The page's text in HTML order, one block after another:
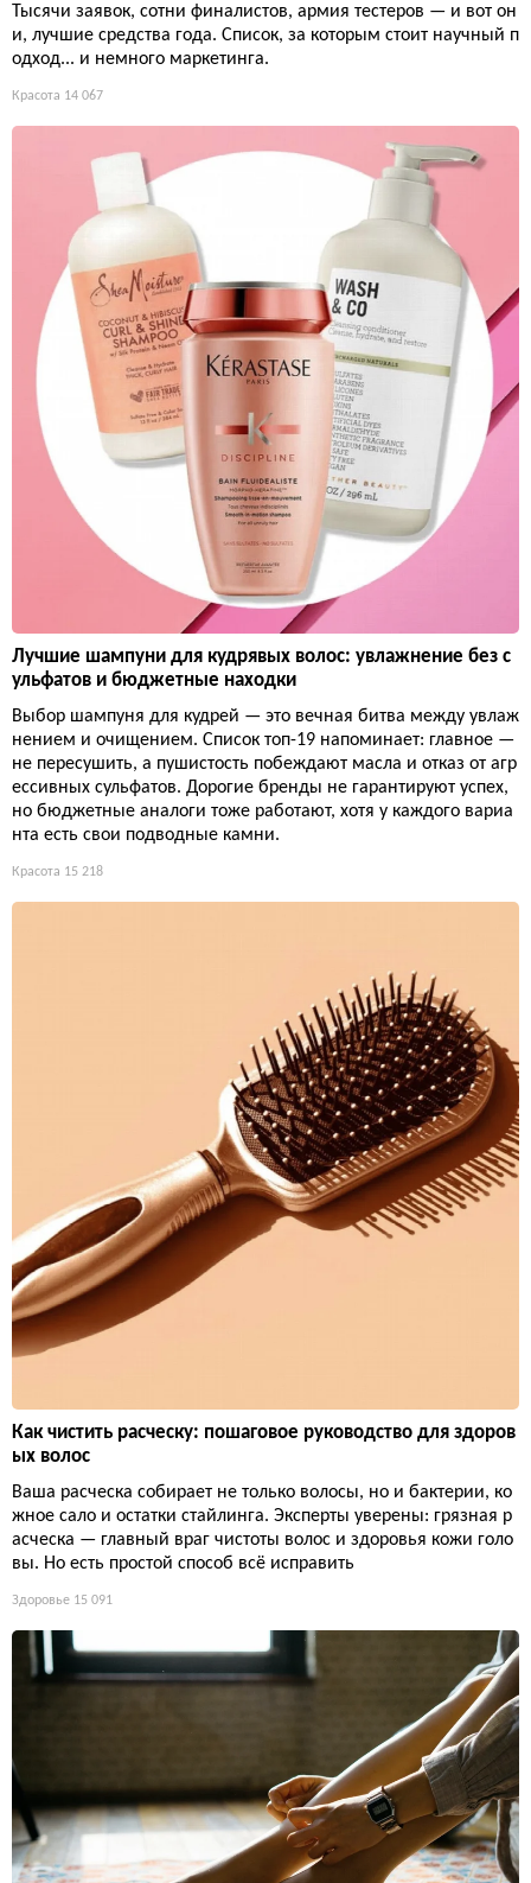
Тысячи заявок, сотни финалистов, армия тестеров — и вот он
и, лучшие средства года. Список, за которым стоит научный п
одход... и немного маркетинга.
Красота 14 067
Лучшие шампуни для кудрявых волос: увлажнение без с
ульфатов и бюджетные находки
Выбор шампуня для кудрей — это вечная битва между увлаж
нением и очищением. Список топ-19 напоминает: главное —
не пересушить, а пушистость побеждают масла и отказ от агр
ессивных сульфатов. Дорогие бренды не гарантируют успех,
но бюджетные аналоги тоже работают, хотя у каждого вариа
нта есть свои подводные камни.
Красота 15 218
Как чистить расческу: пошаговое руководство для здоров
ых волос
Ваша расческа собирает не только волосы, но и бактерии, ко
жное сало и остатки стайлинга. Эксперты уверены: грязная р
асческа — главный враг чистоты волос и здоровья кожи голо
вы. Но есть простой способ всё исправить
Здоровье 15 091